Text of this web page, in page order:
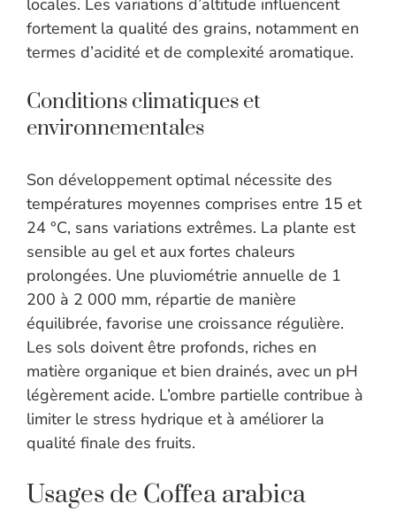
locales. Les variations d’altitude influencent
fortement la qualité des grains, notamment en
termes d’acidité et de complexité aromatique.
Conditions climatiques et
environnementales
Son développement optimal nécessite des
températures moyennes comprises entre 15 et
24 °C, sans variations extrêmes. La plante est
sensible au gel et aux fortes chaleurs
prolongées. Une pluviométrie annuelle de 1
200 à 2 000 mm, répartie de manière
équilibrée, favorise une croissance régulière.
Les sols doivent être profonds, riches en
matière organique et bien drainés, avec un pH
légèrement acide. L’ombre partielle contribue à
limiter le stress hydrique et à améliorer la
qualité finale des fruits.
Usages de Coffea arabica